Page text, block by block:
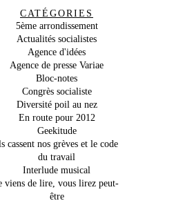
CATÉGORIES
5ème arrondissement
Actualités socialistes
Agence d'idées
Agence de presse Variae
Bloc-notes
Congrès socialiste
Diversité poil au nez
En route pour 2012
Geekitude
cassent nos grèves et le code
du travail
Interlude musical
viens de lire, vous lirez peut-
être